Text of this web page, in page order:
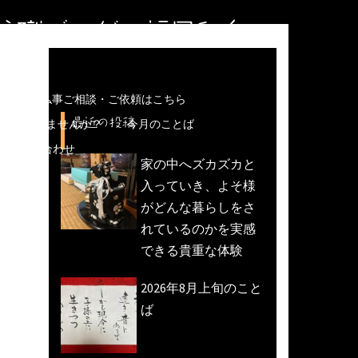
職ブログ＠福岡和白
などの仏事ご相談・ご依頼はこちら
活動)しませんか？
今月のことば
の問い合わせ
最近の投稿
家の中へズカズカと
入っていき、よそ様
がどんな暮らしをさ
れているのかを実感
できる貴重な体験
2026年8月上旬のこと
ば